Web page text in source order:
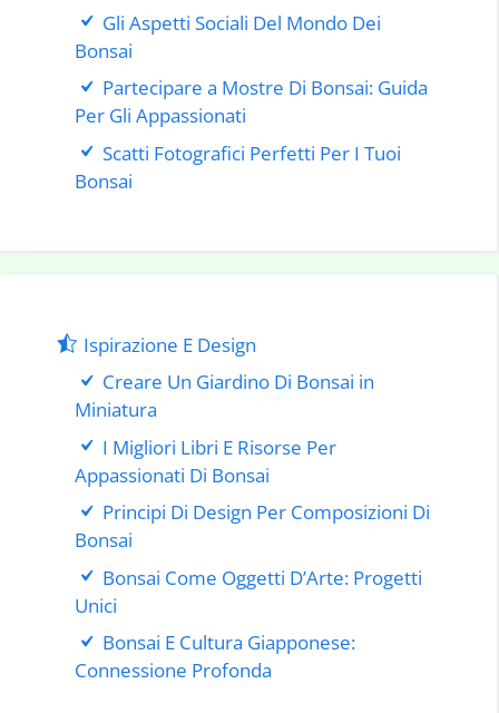
Gli Aspetti Sociali Del Mondo Dei
Bonsai
Partecipare a Mostre Di Bonsai: Guida
Per Gli Appassionati
Scatti Fotografici Perfetti Per I Tuoi
Bonsai
Ispirazione E Design
Creare Un Giardino Di Bonsai in
Miniatura
I Migliori Libri E Risorse Per
Appassionati Di Bonsai
Principi Di Design Per Composizioni Di
Bonsai
Bonsai Come Oggetti D’Arte: Progetti
Unici
Bonsai E Cultura Giapponese:
Connessione Profonda